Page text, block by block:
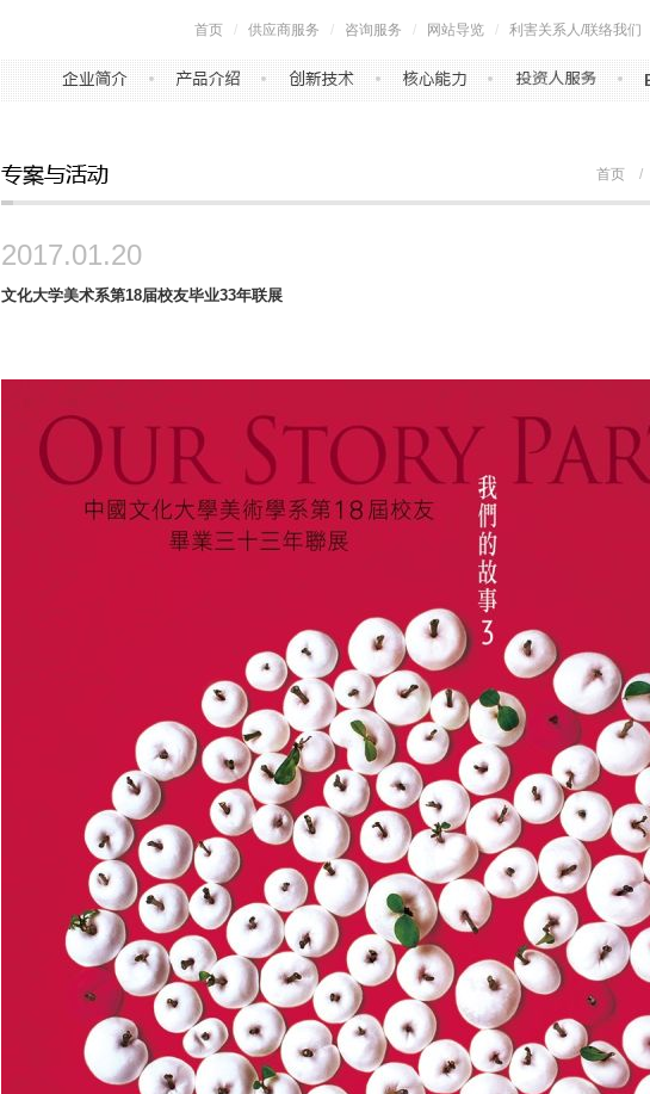
首页 /
2017.01.20
文化大学美术系第18届校友毕业33年联展
首页 / 供应商服务 / 咨询服务 / 网站导览 / 利害关系人/联络我们